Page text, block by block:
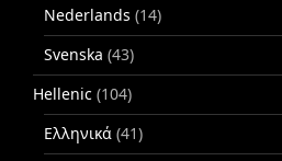
Nederlands (14)
Svenska (43)
Hellenic (104)
Ελληνικά (41)